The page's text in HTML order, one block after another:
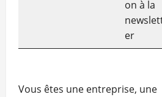
on à la
er
Vous êtes une entreprise, une